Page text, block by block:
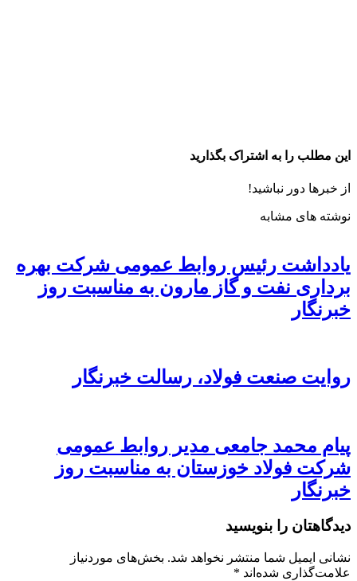
این مطلب را به اشتراک بگذارید
از خبرها دور نباشید!
نوشته های مشابه
یادداشت رئیس روابط عمومی شرکت بهره
برداری نفت و گاز مارون به مناسبت روز
خبرنگار
روایت صنعت فولاد،‌ رسالت خبرنگار
پیام محمد جامعی مدیر روابط عمومی
شرکت فولاد خوزستان به مناسبت روز
خبرنگار
دیدگاهتان را بنویسید
نشانی ایمیل شما منتشر نخواهد شد. بخش‌های موردنیاز
علامت‌گذاری شده‌اند *